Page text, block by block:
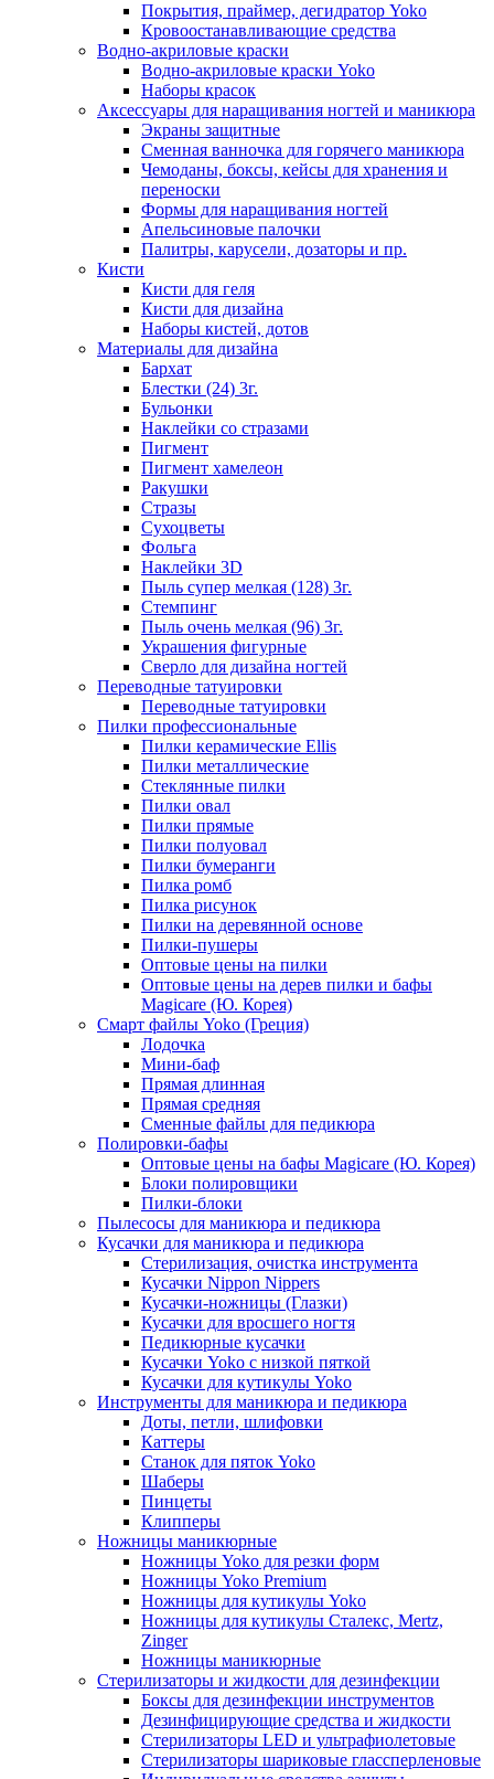
Покрытия, праймер, дегидратор Yoko
Кровоостанавливающие средства
Водно-акриловые краски
Водно-акриловые краски Yoko
Наборы красок
Аксессуары для наращивания ногтей и маникюра
Экраны защитные
Сменная ванночка для горячего маникюра
Чемоданы, боксы, кейсы для хранения и
переноски
Формы для наращивания ногтей
Апельсиновые палочки
Палитры, карусели, дозаторы и пр.
Кисти
Кисти для геля
Кисти для дизайна
Наборы кистей, дотов
Материалы для дизайна
Бархат
Блестки (24) 3г.
Бульонки
Наклейки со стразами
Пигмент
Пигмент хамелеон
Ракушки
Стразы
Сухоцветы
Фольга
Наклейки 3D
Пыль супер мелкая (128) 3г.
Стемпинг
Пыль очень мелкая (96) 3г.
Украшения фигурные
Сверло для дизайна ногтей
Переводные татуировки
Переводные татуировки
Пилки профессиональные
Пилки керамические Ellis
Пилки металлические
Стеклянные пилки
Пилки овал
Пилки прямые
Пилки полуовал
Пилки бумеранги
Пилка ромб
Пилка рисунок
Пилки на деревянной основе
Пилки-пушеры
Оптовые цены на пилки
Оптовые цены на дерев пилки и бафы
Magicare (Ю. Корея)
Смарт файлы Yoko (Греция)
Лодочка
Мини-баф
Прямая длинная
Прямая средняя
Сменные файлы для педикюра
Полировки-бафы
Оптовые цены на бафы Magicare (Ю. Корея)
Блоки полировщики
Пилки-блоки
Пылесосы для маникюра и педикюра
Кусачки для маникюра и педикюра
Стерилизация, очистка инструмента
Кусачки Nippon Nippers
Кусачки-ножницы (Глазки)
Кусачки для вросшего ногтя
Педикюрные кусачки
Кусачки Yoko с низкой пяткой
Кусачки для кутикулы Yoko
Инструменты для маникюра и педикюра
Доты, петли, шлифовки
Каттеры
Станок для пяток Yoko
Шаберы
Пинцеты
Клипперы
Ножницы маникюрные
Ножницы Yoko для резки форм
Ножницы Yoko Premium
Ножницы для кутикулы Yoko
Ножницы для кутикулы Сталекс, Mertz,
Zinger
Ножницы маникюрные
Стерилизаторы и жидкости для дезинфекции
Боксы для дезинфекции инструментов
Дезинфицирующие средства и жидкости
Стерилизаторы LED и ультрафиолетовые
Стерилизаторы шариковые глассперленовые